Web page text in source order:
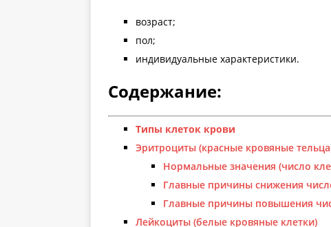
возраст;
пол;
индивидуальные характеристики.
Содержание:
Типы клеток крови
Эритроциты (красные кровяные
Нормальные значения (число
Главные причины снижения
Главные причины повышения
Лейкоциты (белые кровяные клетки)